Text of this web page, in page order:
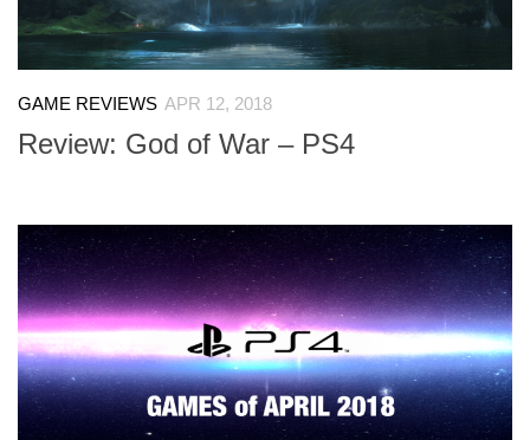
GAME REVIEWS APR 12, 2018
Review: God of War – PS4